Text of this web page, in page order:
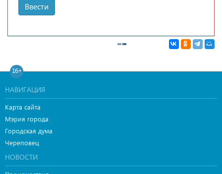
Ввести
16+
НАВИГАЦИЯ
Карта сайта
Мэрия города
Городская дума
Череповец
НОВОСТИ